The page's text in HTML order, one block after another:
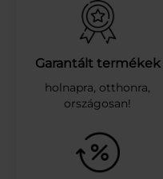
S
Z
T
A
T
O
.
Z
A
Garantált termékek
holnapra, otthonra,
országosan!